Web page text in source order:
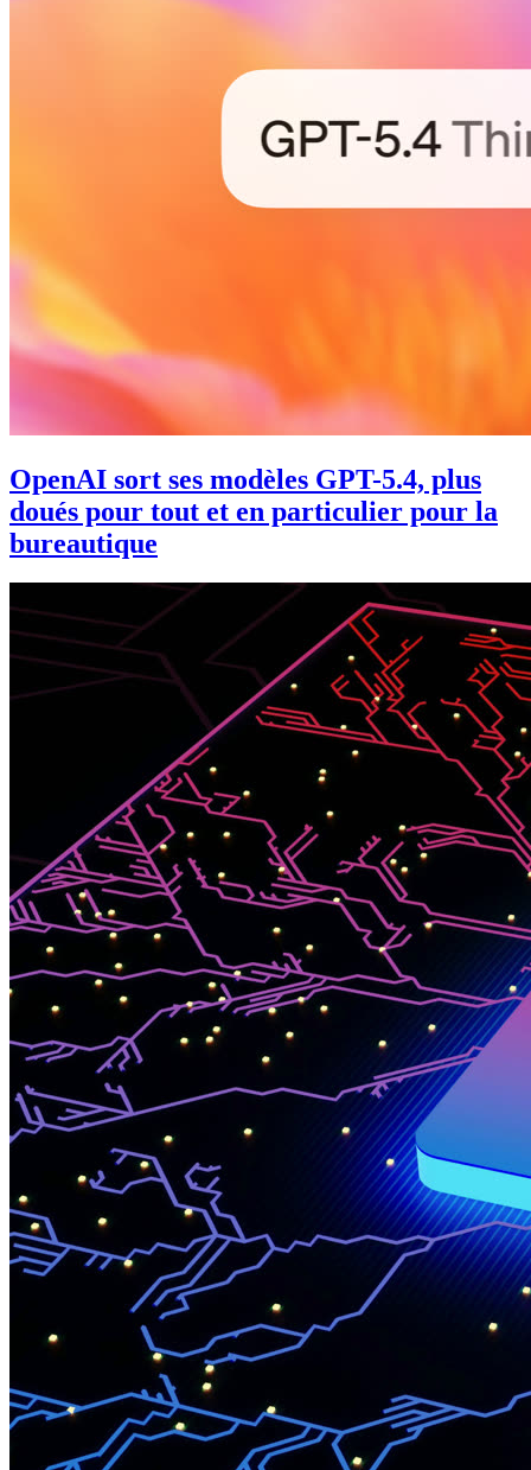
OpenAI sort ses modèles GPT-5.4, plus
doués pour tout et en particulier pour la
bureautique